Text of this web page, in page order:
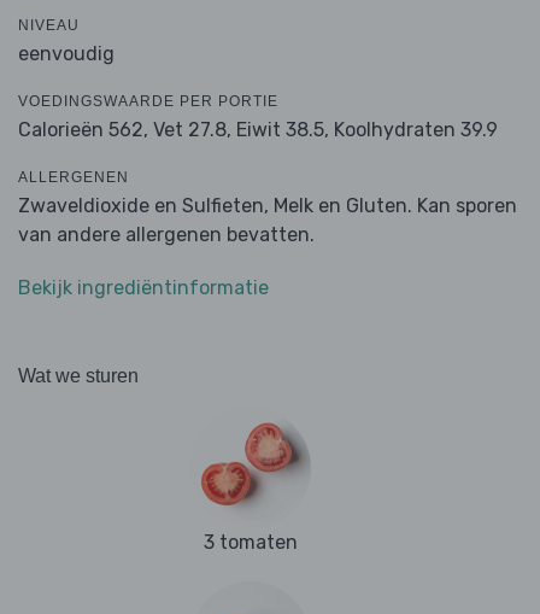
NIVEAU
eenvoudig
VOEDINGSWAARDE PER PORTIE
Calorieën 562, Vet 27.8, Eiwit 38.5, Koolhydraten 39.9
ALLERGENEN
Zwaveldioxide en Sulfieten, Melk en Gluten. Kan sporen
van andere allergenen bevatten.
Bekijk ingrediëntinformatie
Wat we sturen
3 tomaten